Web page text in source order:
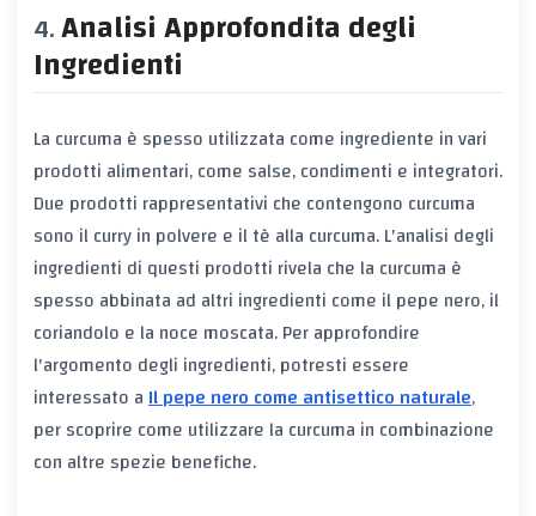
Analisi Approfondita degli
Ingredienti
La curcuma è spesso utilizzata come ingrediente in vari
prodotti alimentari, come salse, condimenti e integratori.
Due prodotti rappresentativi che contengono curcuma
sono il curry in polvere e il tè alla curcuma. L'analisi degli
ingredienti di questi prodotti rivela che la curcuma è
spesso abbinata ad altri ingredienti come il pepe nero, il
coriandolo e la noce moscata. Per approfondire
l'argomento degli ingredienti, potresti essere
interessato aIl pepe nero come antisettico naturale,
per scoprire come utilizzare la curcuma in combinazione
con altre spezie benefiche.